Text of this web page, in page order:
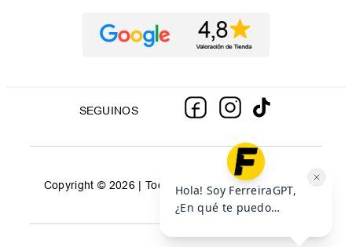
SEGUINOS
Copyright © 2026 | Todos los derechos reservados